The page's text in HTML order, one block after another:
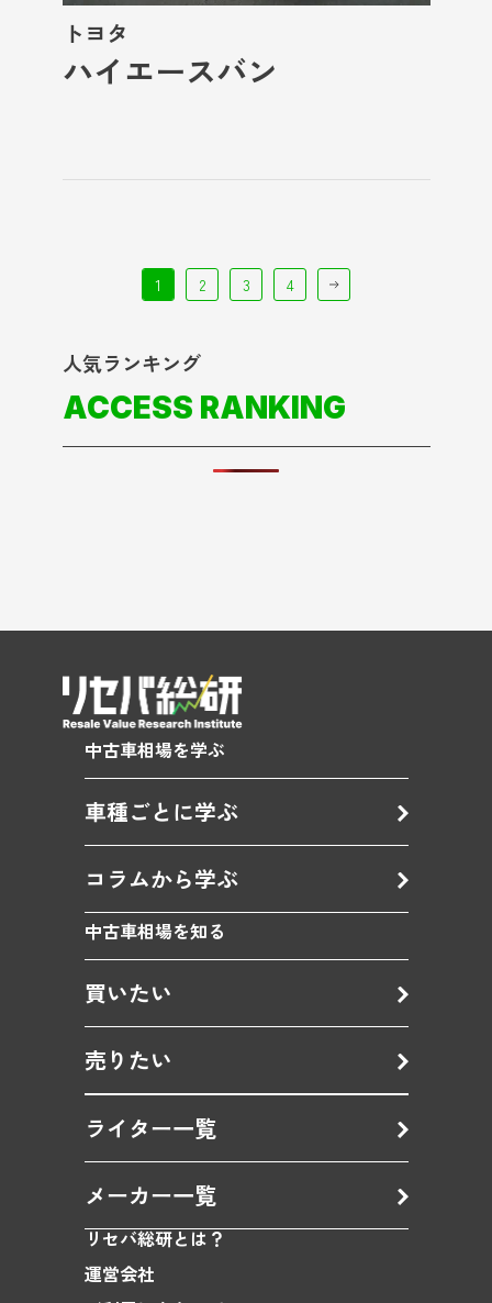
トヨタ
ハイエースバン
1 2 3 4
人気ランキング
ACCESS RANKING
中古車相場を学ぶ
車種ごとに学ぶ
コラムから学ぶ
中古車相場を知る
買いたい
売りたい
ライター一覧
メーカー一覧
リセバ総研とは？
運営会社